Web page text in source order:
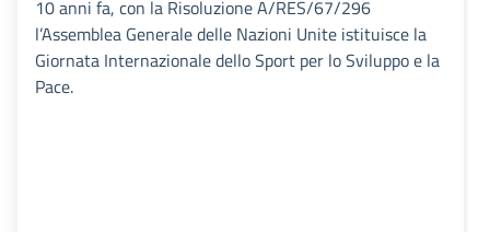
10 anni fa, con la Risoluzione A/RES/67/296
l’Assemblea Generale delle Nazioni Unite istituisce la
Giornata Internazionale dello Sport per lo Sviluppo e la
Pace.